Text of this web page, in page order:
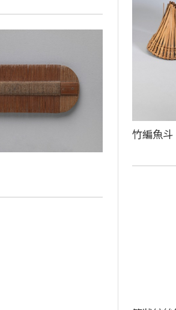
竹編魚斗